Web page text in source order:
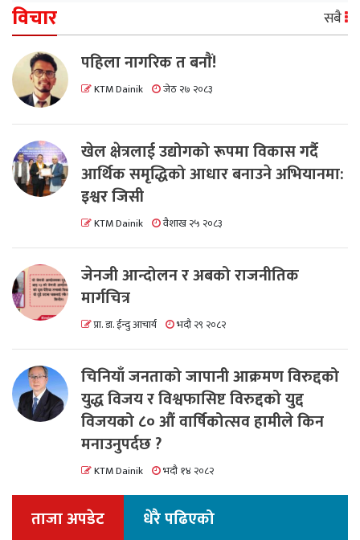
विचार सबै
पहिला नागरिक त बनाैं!
KTM Dainik जेठ २७ २०८३
खेल क्षेत्रलाई उद्योगको रूपमा विकास गर्दै
आर्थिक समृद्धिको आधार बनाउने अभियानमा:
इश्वर जिसी
KTM Dainik वैशाख २५ २०८३
जेनजी आन्दोलन र अबको राजनीतिक
मार्गचित्र
प्रा. डा. ईन्दु आचार्य भदौ २९ २०८२
चिनियाँ जनताको जापानी आक्रमण विरुद्दको
युद्ध विजय र विश्वफासिष्ट विरुद्दको युद्द
विजयको ८० औं वार्षिकोत्सव हामीले किन
मनाउनुपर्दछ ?
KTM Dainik भदौ १४ २०८२
ताजा अपडेट धेरै पढिएको